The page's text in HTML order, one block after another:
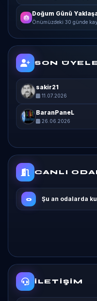
🎂
Doğum Günü
Önümüzdeki 30 günde
SON
sakir21
11.07.2026
BaranPaneL
26.06.2026
CANLI
0 Şu an odalarda
İLETIŞIM